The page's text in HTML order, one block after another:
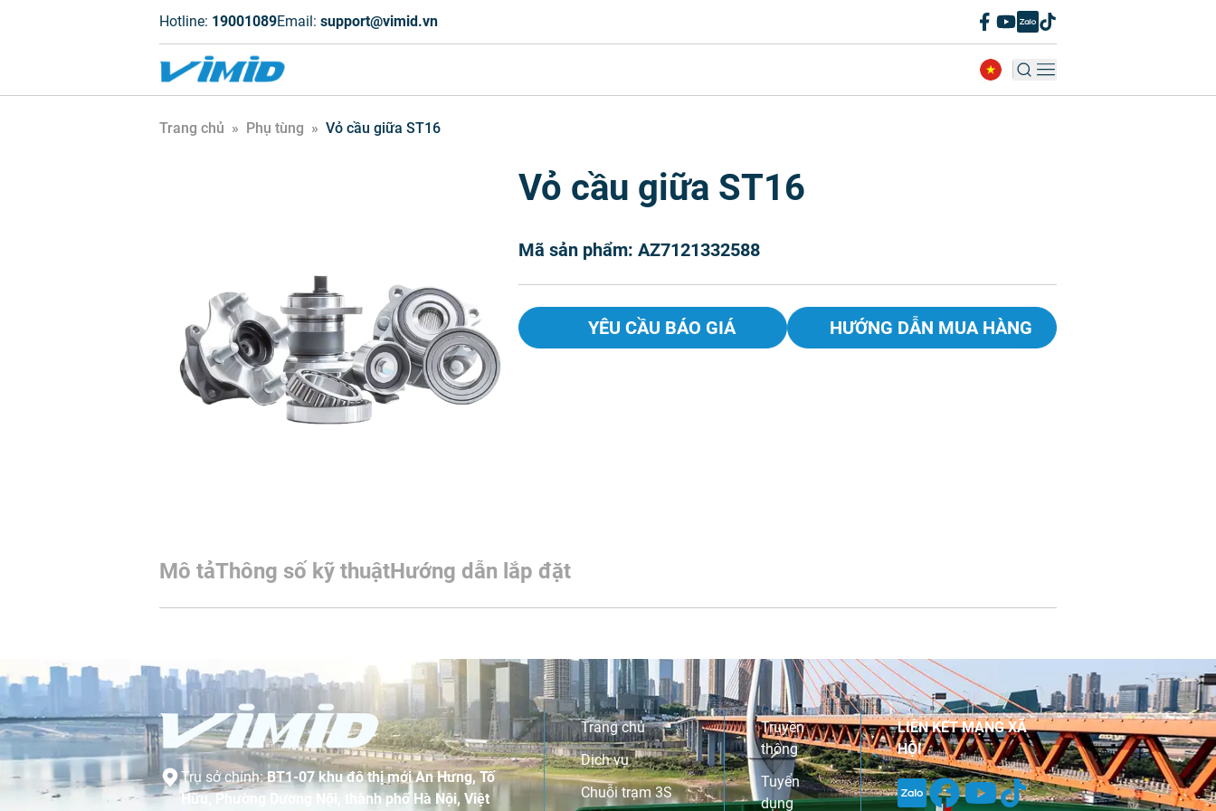
Hotline: 19001089Email: support@vimid.vn
Trang chủ » Phụ tùng » Vỏ cầu giữa ST16
Vỏ cầu giữa ST16
Mã sản phẩm: AZ7121332588
YÊU CẦU BÁO GIÁ HƯỚNG DẪN MUA HÀNG
Mô tảThông số kỹ thuậtHướng dẫn lắp đặt
Trụ sở chính:BT1-07 khu đô thị mới An Hưng, Tố
Hữu, Phường Dương Nội, thành phố Hà Nội, Việt
Trang chủ
Dịch vụ
Chuỗi trạm 3S
Truyền
thông
Tuyển
dụng
LIÊN KẾT MẠNG XÃ
HỘI